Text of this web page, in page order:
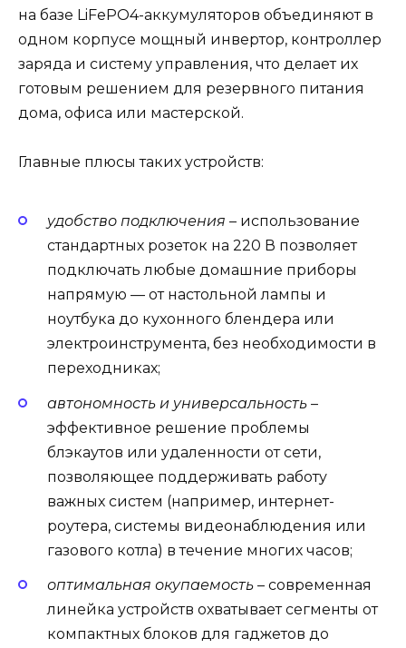
на базе LiFePO4-аккумуляторов объединяют в
одном корпусе мощный инвертор, контроллер
заряда и систему управления, что делает их
готовым решением для резервного питания
дома, офиса или мастерской.
Главные плюсы таких устройств:
удобство подключения – использование
стандартных розеток на 220 В позволяет
подключать любые домашние приборы
напрямую — от настольной лампы и
ноутбука до кухонного блендера или
электроинструмента, без необходимости в
переходниках;
автономность и универсальность –
эффективное решение проблемы
блэкаутов или удаленности от сети,
позволяющее поддерживать работу
важных систем (например, интернет-
роутера, системы видеонаблюдения или
газового котла) в течение многих часов;
оптимальная окупаемость – современная
линейка устройств охватывает сегменты от
компактных блоков для гаджетов до